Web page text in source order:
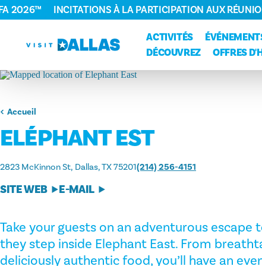
Aller directement au contenu
ACTIVITÉS
DÉCOUVREZ
OFFRES
2026™ INCITATIONS À LA PARTICIPATION AUX
Accueil
ELÉPHANT EST
2823 McKinnon St Dallas, TX 75201(214) 256-4151
SITE WEB E-MAIL
Take your guests on an adventurous escape
they step inside Elephant East. From
deliciously authentic food, you’ll have an